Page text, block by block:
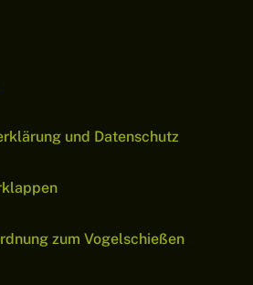
und Datenschutz
zum Vogelschießen